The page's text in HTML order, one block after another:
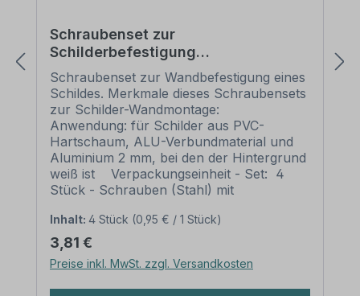
Schraubenset zur
Schilderbefestigung
(Wandmontage) (je 4 Schrauben,
Dübel und weiße Abdeckkappen)
Schraubenset zur Wandbefestigung eines
Schildes. Merkmale dieses Schraubensets
zur Schilder-Wandmontage:
Anwendung: für Schilder aus PVC-
Hartschaum, ALU-Verbundmaterial und
Aluminium 2 mm, bei den der Hintergrund
weiß ist Verpackungseinheit - Set: 4
Stück - Schrauben (Stahl) mit
Kopflochbohrung (AW-Antrieb) 4 Stück
- passende Kunststoffdübel 4 Stück -
Abdeckkappen in weiß, Ø 12 mm Bitte
beachten Sie: Die Schilderlöcher sollten
gesenkt werden, um die Schraubenköpfe
Inhalt: 4 Stück (0,95 € / 1 Stück)
Regulärer Preis:
3,81 €
Preise inkl. MwSt. zzgl. Versandkosten